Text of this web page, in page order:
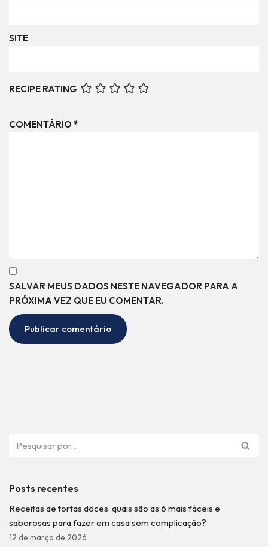
SITE
RECIPE RATING
COMENTÁRIO *
SALVAR MEUS DADOS NESTE NAVEGADOR PARA A
PRÓXIMA VEZ QUE EU COMENTAR.
Posts recentes
Receitas de tortas doces: quais são as 6 mais fáceis e
saborosas para fazer em casa sem complicação?
12 de março de 2026